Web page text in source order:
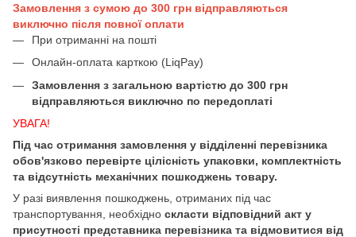
Замовлення з сумою до 300 грн відправляються
виключно після повної оплати
При отриманні на пошті
Онлайн-оплата карткою (LiqPay)
Замовлення з загальною вартістю до 300 грн
відправляються виключно по передоплаті
УВАГА!
Під час отримання замовлення у відділенні перевізника
обов'язково перевірте цілісність упаковки, комплектність
та відсутність механічних пошкоджень товару.
У разі виявлення пошкоджень, отриманих під час
транспортування, необхідно скласти відповідний акт у
присутності представника перевізника та відмовитися від